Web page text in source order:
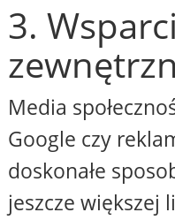
3.
Media
Google czy
doskonałe
jeszcze większej